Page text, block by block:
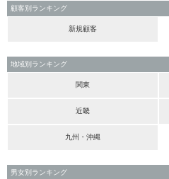
顧客別ランキング
新規顧客
地域別ランキング
関東
近畿
九州・沖縄
男女別ランキング